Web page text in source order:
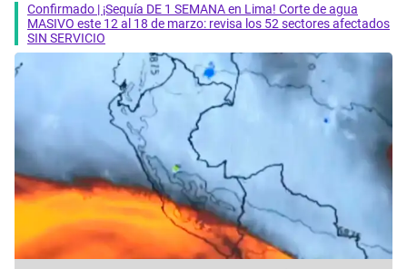
Confirmado | ¡Sequía DE 1 SEMANA en Lima! Corte de agua
MASIVO este 12 al 18 de marzo: revisa los 52 sectores afectados
SIN SERVICIO